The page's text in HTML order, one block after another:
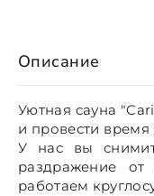
Описание
Уютная сауна
и провести время
У нас вы
раздражение
работаем